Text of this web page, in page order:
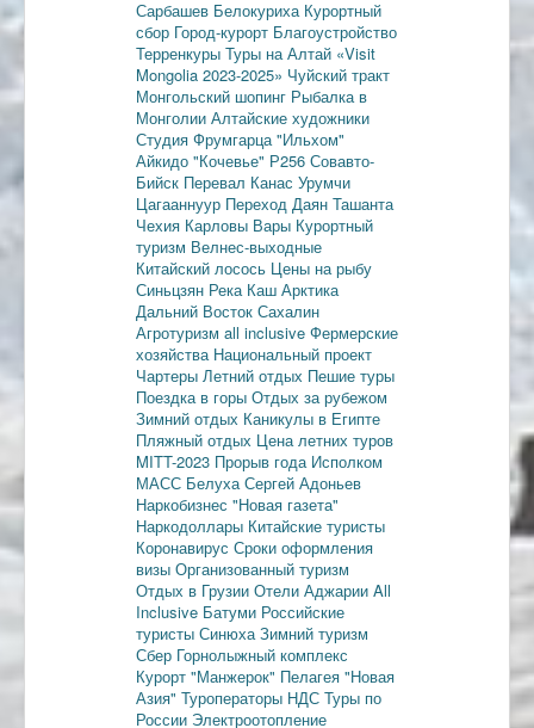
Сарбашев Белокуриха Курортный
сбор Город-курорт Благоустройство
Терренкуры Туры на Алтай «Visit
Mongolia 2023-2025» Чуйский тракт
Монгольский шопинг Рыбалка в
Монголии Алтайские художники
Студия Фрумгарца "Ильхом"
Айкидо "Кочевье" Р256 Совавто-
Бийск Перевал Канас Урумчи
Цагааннуур Переход Даян Ташанта
Чехия Карловы Вары Курортный
туризм Велнес-выходные
Китайский лосось Цены на рыбу
Синьцзян Река Каш Арктика
Дальний Восток Сахалин
Агротуризм all inclusive Фермерские
хозяйства Национальный проект
Чартеры Летний отдых Пешие туры
Поездка в горы Отдых за рубежом
Зимний отдых Каникулы в Египте
Пляжный отдых Цена летних туров
MITT-2023 Прорыв года Исполком
МАСС Белуха Сергей Адоньев
Наркобизнес "Новая газета"
Наркодоллары Китайские туристы
Коронавирус Сроки оформления
визы Организованный туризм
Отдых в Грузии Отели Аджарии All
Inclusive Батуми Российские
туристы Синюха Зимний туризм
Сбер Горнолыжный комплекс
Курорт "Манжерок" Пелагея "Новая
Азия" Туроператоры НДС Туры по
России Электроотопление